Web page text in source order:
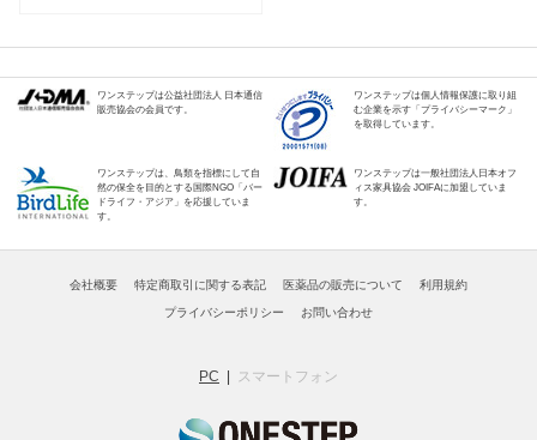
ワンステップは公益社団法人 日本通信
販売協会の会員です。
ワンステップは個人情報保護に取り組
む企業を示す「プライバシーマーク」
を取得しています。
ワンステップは、鳥類を指標にして自
然の保全を目的とする国際NGO「バー
ドライフ・アジア」を応援していま
す。
ワンステップは一般社団法人日本オフ
ィス家具協会 JOIFAに加盟していま
す。
会社概要 特定商取引に関する表記 医薬品の販売について 利用規約
プライバシーポリシー お問い合わせ
PC スマートフォン